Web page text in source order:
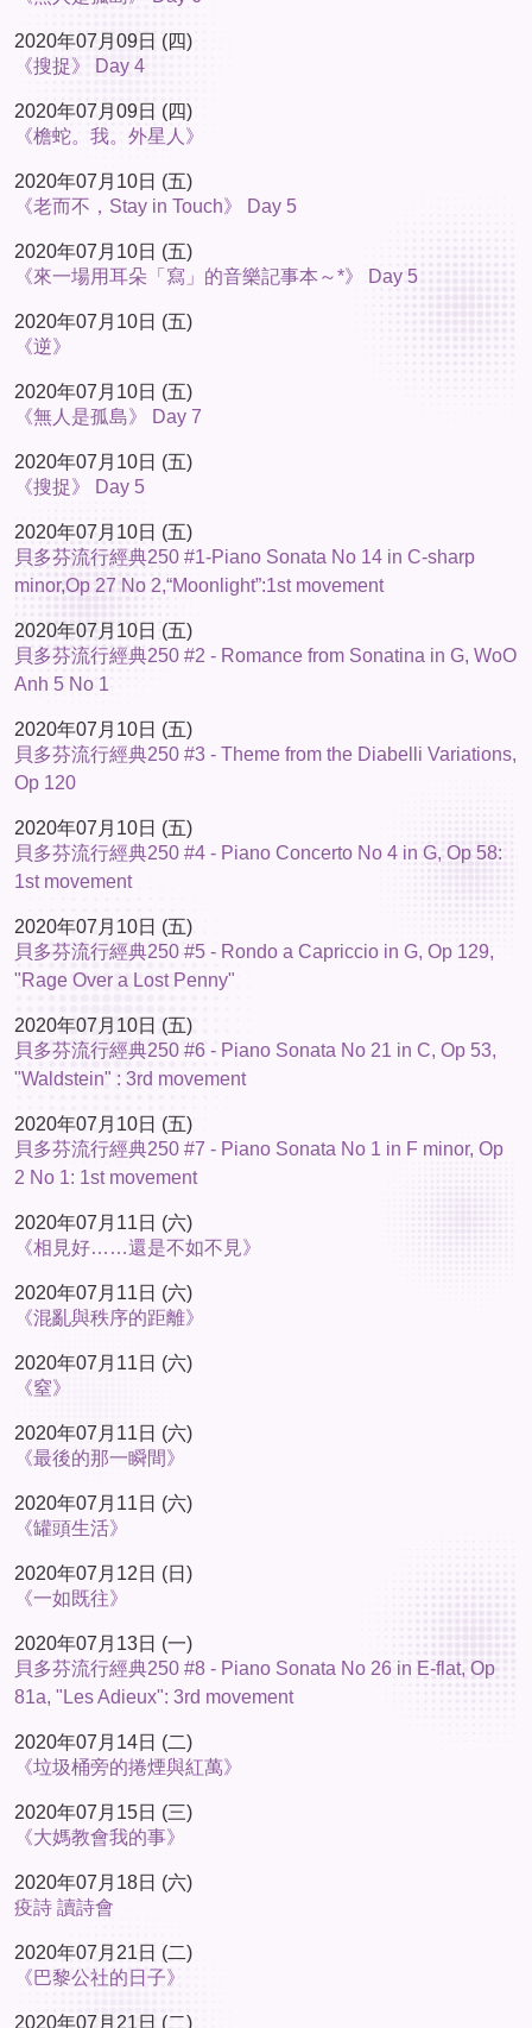
2020年07月09日 (四)
《搜捉》 Day 4
2020年07月09日 (四)
《檐蛇。我。外星人》
2020年07月10日 (五)
《老而不，Stay in Touch》 Day 5
2020年07月10日 (五)
《來一場用耳朵「寫」的音樂記事本～*》 Day 5
2020年07月10日 (五)
《逆》
2020年07月10日 (五)
《無人是孤島》 Day 7
2020年07月10日 (五)
《搜捉》 Day 5
2020年07月10日 (五)
貝多芬流行經典250 #1-Piano Sonata No 14 in C-sharp
minor,Op 27 No 2,“Moonlight”:1st movement
2020年07月10日 (五)
貝多芬流行經典250 #2 - Romance from Sonatina in G, WoO
Anh 5 No 1
2020年07月10日 (五)
貝多芬流行經典250 #3 - Theme from the Diabelli Variations,
Op 120
2020年07月10日 (五)
貝多芬流行經典250 #4 - Piano Concerto No 4 in G, Op 58:
1st movement
2020年07月10日 (五)
貝多芬流行經典250 #5 - Rondo a Capriccio in G, Op 129,
"Rage Over a Lost Penny"
2020年07月10日 (五)
貝多芬流行經典250 #6 - Piano Sonata No 21 in C, Op 53,
"Waldstein" : 3rd movement
2020年07月10日 (五)
貝多芬流行經典250 #7 - Piano Sonata No 1 in F minor, Op
2 No 1: 1st movement
2020年07月11日 (六)
《相見好……還是不如不見》
2020年07月11日 (六)
《混亂與秩序的距離》
2020年07月11日 (六)
《窒》
2020年07月11日 (六)
《最後的那一瞬間》
2020年07月11日 (六)
《罐頭生活》
2020年07月12日 (日)
《一如既往》
2020年07月13日 (一)
貝多芬流行經典250 #8 - Piano Sonata No 26 in E-flat, Op
81a, "Les Adieux": 3rd movement
2020年07月14日 (二)
《垃圾桶旁的捲煙與紅萬》
2020年07月15日 (三)
《大媽教會我的事》
2020年07月18日 (六)
疫詩 讀詩會
2020年07月21日 (二)
《巴黎公社的日子》
2020年07月21日 (二)